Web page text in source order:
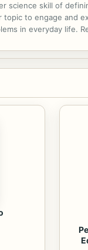
science skill of
to engage and
in everyday life.